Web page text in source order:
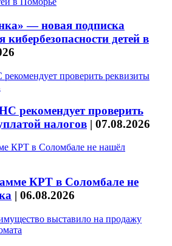
— новая подписка
кибербезопасности детей в
рекомендует проверить
налогов | 07.08.2026
КРТ в Соломбале не
| 06.08.2026